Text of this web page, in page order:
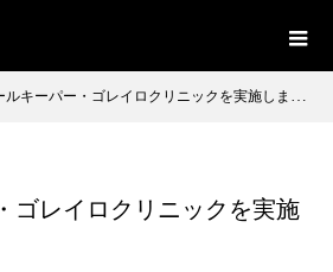
ルキーパー・ゴレイロクリニックを実施しました！
ゴレイロクリニックを実施